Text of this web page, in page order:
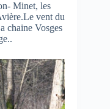
Minet, les
vent du
chaine Vosges